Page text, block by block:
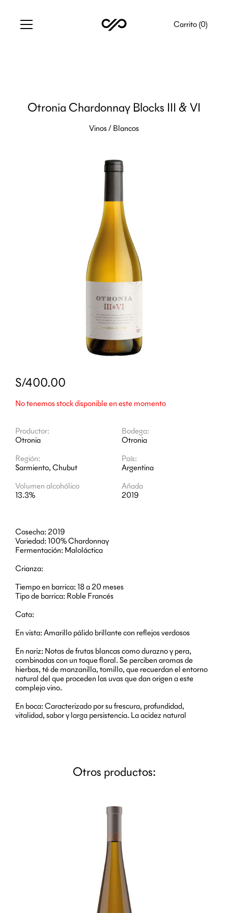
Carrito (0)
Otronia Chardonnay Blocks III & VI
Vinos/Blancos
S/400.00
No tenemos stock disponible en este momento
Productor:
Otronia
Bodega:
Otronia
Región:
Sarmiento, Chubut
País:
Argentina
Volumen alcohólico
13.3%
Añada
2019
Cosecha: 2019
Variedad: 100% Chardonnay
Fermentación: Maloláctica
Crianza:
Tiempo en barrica: 18 a 20 meses
Tipo de barrica: Roble Francés
Cata:
En vista: Amarillo pálido brillante con reflejos verdosos
En nariz: Notas de frutas blancas como durazno y pera,
combinadas con un toque floral. Se perciben aromas de
hierbas, té de manzanilla, tomillo, que recuerdan el entorno
natural del que proceden las uvas que dan origen a este
complejo vino.
En boca: Caracterizado por su frescura, profundidad,
vitalidad, sabor y larga persistencia. La acidez natural
Otros productos: